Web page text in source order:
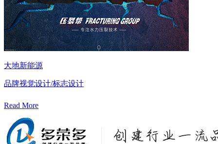
大地新能源
品牌视觉设计/标志设计
Read More